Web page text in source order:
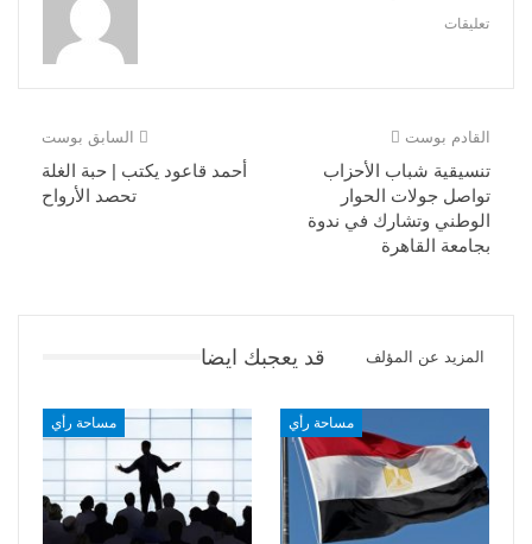
تعليقات
السابق بوست
أحمد قاعود يكتب | حبة الغلة
تحصد الأرواح
القادم بوست
تنسيقية شباب الأحزاب
تواصل جولات الحوار
الوطني وتشارك في ندوة
بجامعة القاهرة
قد يعجبك ايضا المزيد عن المؤلف
مساحة رأي مساحة رأي